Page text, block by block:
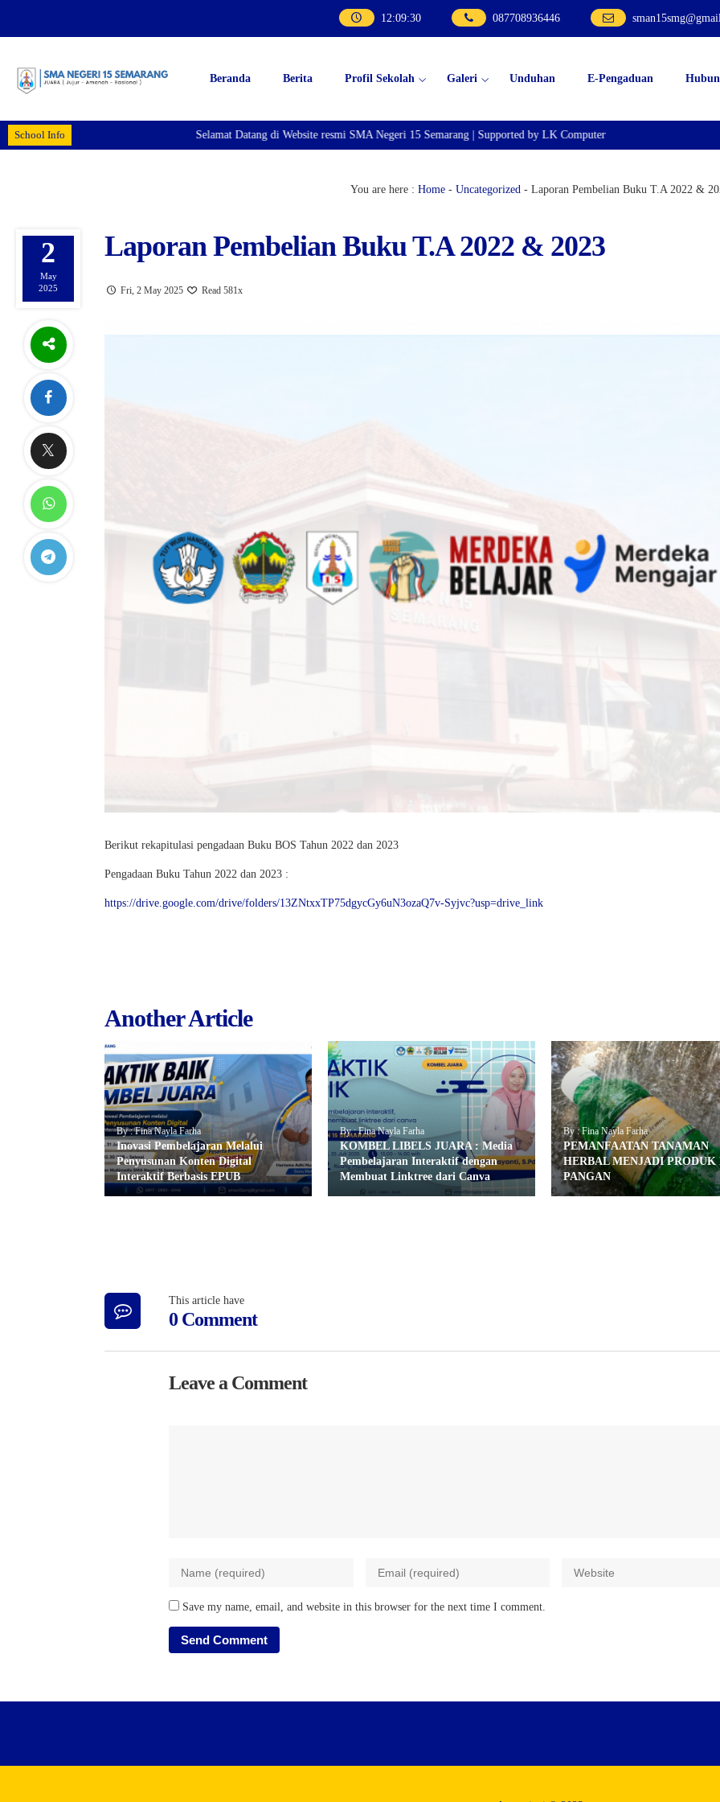
12:09:31 087708936446
Beranda Berita Profil Sekolah Galeri Unduhan E-Pengaduan
School Info Selamat Datang di Website resmi SMA Negeri 15 Semarang | Supported by LK Computer
You are here : Home- Uncategorized- Laporan Pembelian Buku T.A 2022 &
2
May
2025
Laporan Pembelian Buku T.A 2022 & 2023
Fri, 2 May 2025 Read 581x
Berikut rekapitulasi pengadaan Buku BOS Tahun 2022 dan 2023
Pengadaan Buku Tahun 2022 dan 2023 :
https://drive.google.com/drive/folders/13ZNtxxTP75dgycGy6uN3ozaQ7v-Syjvc?usp=drive_link
Another Article
By : Fina Nayla Farha
Inovasi Pembelajaran Melalui
Penyusunan Konten Digital
Interaktif Berbasis EPUB
By : Fina Nayla Farha
KOMBEL LIBELS JUARA : Media
Pembelajaran Interaktif dengan
Membuat Linktree dari Canva
By : Fina Nayla Farha
PEMANFAATAN TANAMAN
HERBAL MENJADI PRODUK
PANGAN
This article have
0 Comment
Leave a Comment
Save my name, email, and website in this browser for the next time I comment.